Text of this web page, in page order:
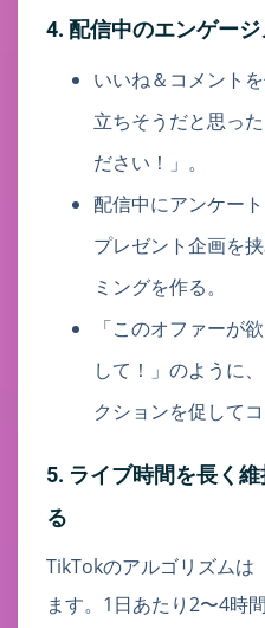
4. 配信中のエンゲー
いいね＆コメント
立ちそうだと思っ
ださい！」。
配信中にアンケー
プレゼント企画を
ミングを作る。
「このオファーが
して！」のように
クションを促して
5. ライブ時間を長く
る
TikTokのアルゴリズムは
ます。1日あたり2〜4時